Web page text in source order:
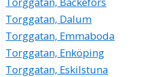
Torggatan, Dalum
Torggatan, Emmaboda
Torggatan, Enköping
Torggatan, Eskilstuna